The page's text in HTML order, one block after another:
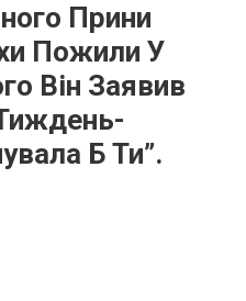
Прини
Пожили У
Він Заявив
Б Ти”.